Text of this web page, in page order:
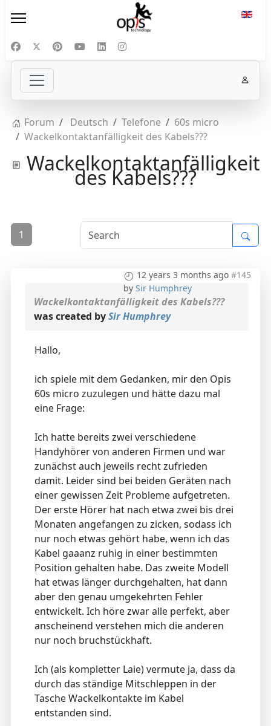
Forum Deutsch Telefone
60s micro
Wackelkontaktanfälligkeit des Kabels???
Wackelkontaktanfälligkeit
des Kabels???
1
12 years 3 months ago #145
bySir Humphrey
Wackelkontaktanfälligkeit des Kabels???
was created bySir Humphrey
Hallo,
ich spiele mit dem Gedanken, mir den Opis
60s micro zuzulegen und hätte dazu mal
eine Frage:
Ich hatte bereits zwei verschiedene
Handyhörer von anderen Firmen und war
zunächst auch jeweils recht zufrieden
damit. Leider sind bei beiden Geräten nach
einer gewissen Zeit Probleme aufgetreten.
Der erste Hörer hat nach etwa zwei bis drei
Monaten angefangen zu zicken, sodass ich
nur noch etwas gehört habe, wenn ich das
Kabel gaaanz ruhig in einer bestimmten
Position gehalten habe. Das zweite Modell
hat etwas länger durchgehalten, hat dann
aber den genau umgekehrten Fehler
entwickelt. Ich höre zwar alle perfekt, aber
anscheinend verstehen mich die anderen
nur noch bruchstückhaft.
Ich (als kompletter Laie) vermute ja, dass da
durch das ständige Mitschleppen in der
Tasche Wackelkontakte im Kabel
entstanden sind.